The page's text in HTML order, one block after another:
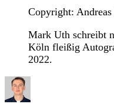
Copyright:
Mark Uth schreibt
Köln fleißig
2022.